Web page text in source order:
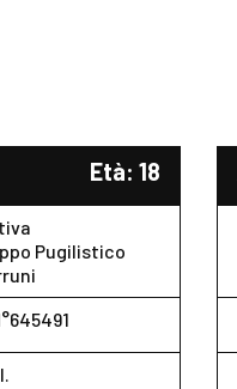
Età: 18
Pugilistico